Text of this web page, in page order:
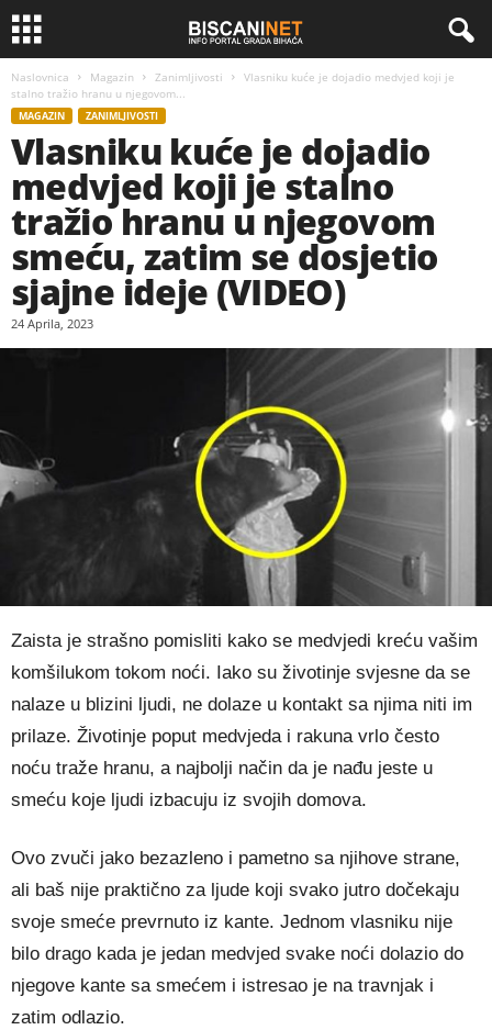
Naslovnica Magazin Zanimljivosti
Vlasniku kuće je dojadio medvjed koji je
stalno tražio hranu u njegovom...
MAGAZIN ZANIMLJIVOSTI
Vlasniku kuće je dojadio
medvjed koji je stalno
tražio hranu u njegovom
smeću, zatim se dosjetio
sjajne ideje (VIDEO)
24 Aprila, 2023
Zaista je strašno pomisliti kako se medvjedi kreću vašim
komšilukom tokom noći. Iako su životinje svjesne da se
nalaze u blizini ljudi, ne dolaze u kontakt sa njima niti im
prilaze. Životinje poput medvjeda i rakuna vrlo često
noću traže hranu, a najbolji način da je nađu jeste u
smeću koje ljudi izbacuju iz svojih domova.
Ovo zvuči jako bezazleno i pametno sa njihove strane,
ali baš nije praktično za ljude koji svako jutro dočekaju
svoje smeće prevrnuto iz kante. Jednom vlasniku nije
bilo drago kada je jedan medvjed svake noći dolazio do
njegove kante sa smećem i istresao je na travnjak i
zatim odlazio.